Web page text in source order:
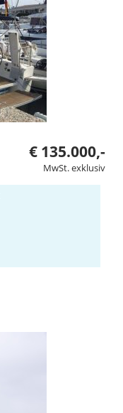
€ 135.000,-
MwSt. exklusiv